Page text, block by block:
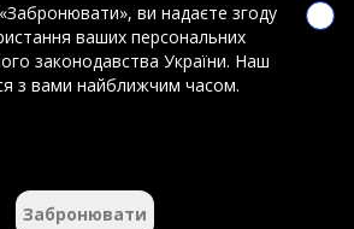
ви надаєте згоду
ваших персональних
законодавства України. Наш
з вами найближчим часом.
Забронювати